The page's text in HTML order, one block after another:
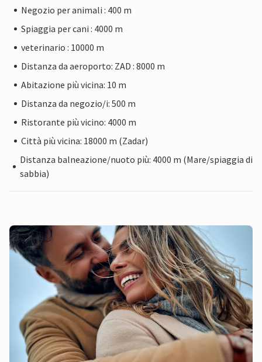
Negozio per animali : 400 m
Spiaggia per cani : 4000 m
veterinario : 10000 m
Distanza da aeroporto: ZAD : 8000 m
Abitazione più vicina: 10 m
Distanza da negozio/i: 500 m
Ristorante più vicino: 4000 m
Città più vicina: 18000 m (Zadar)
Distanza balneazione/nuoto più: 4000 m (Mare/spiaggia di
sabbia)